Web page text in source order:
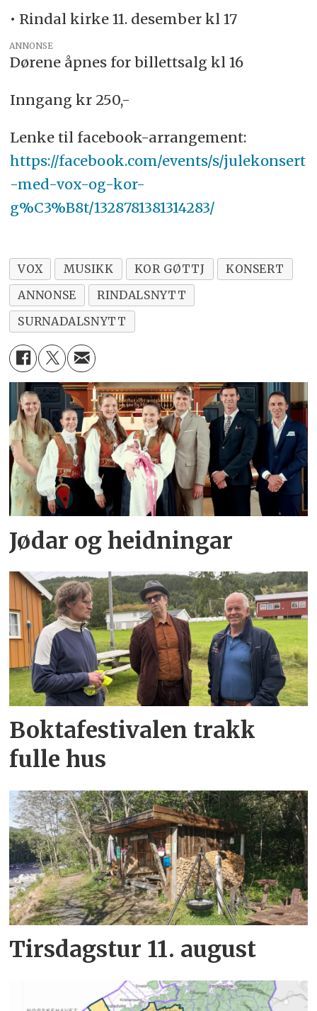
• Rindal kirke 11. desember kl 17
ANNONSE
Dørene åpnes for billettsalg kl 16
Inngang kr 250,-
Lenke til facebook-arrangement:
https://facebook.com/events/s/julekonsert
-med-vox-og-kor-
g%C3%B8t/1328781381314283/
VOX MUSIKK KOR GØTTJ
KONSERT
ANNONSE
RINDALSNYTT
SURNADALSNYTT
Jødar og heidningar
Boktafestivalen trakk
fulle hus
Tirsdagstur 11. august